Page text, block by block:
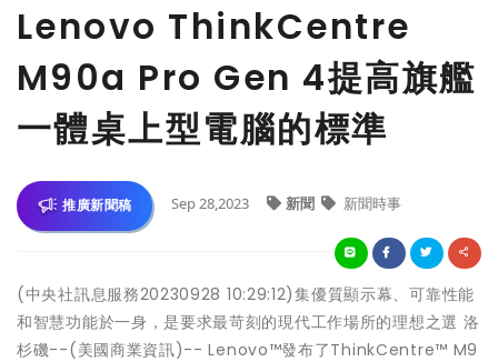
Lenovo ThinkCentre
M90a Pro Gen 4提高旗艦
一體桌上型電腦的標準
推廣新聞稿 Sep 28,2023 新聞 新聞時事
(中央社訊息服務20230928 10:29:12)集優質顯示幕、可靠性能
和智慧功能於一身，是要求最苛刻的現代工作場所的理想之選 洛
杉磯--(美國商業資訊)-- Lenovo™發布了ThinkCentre™ M9